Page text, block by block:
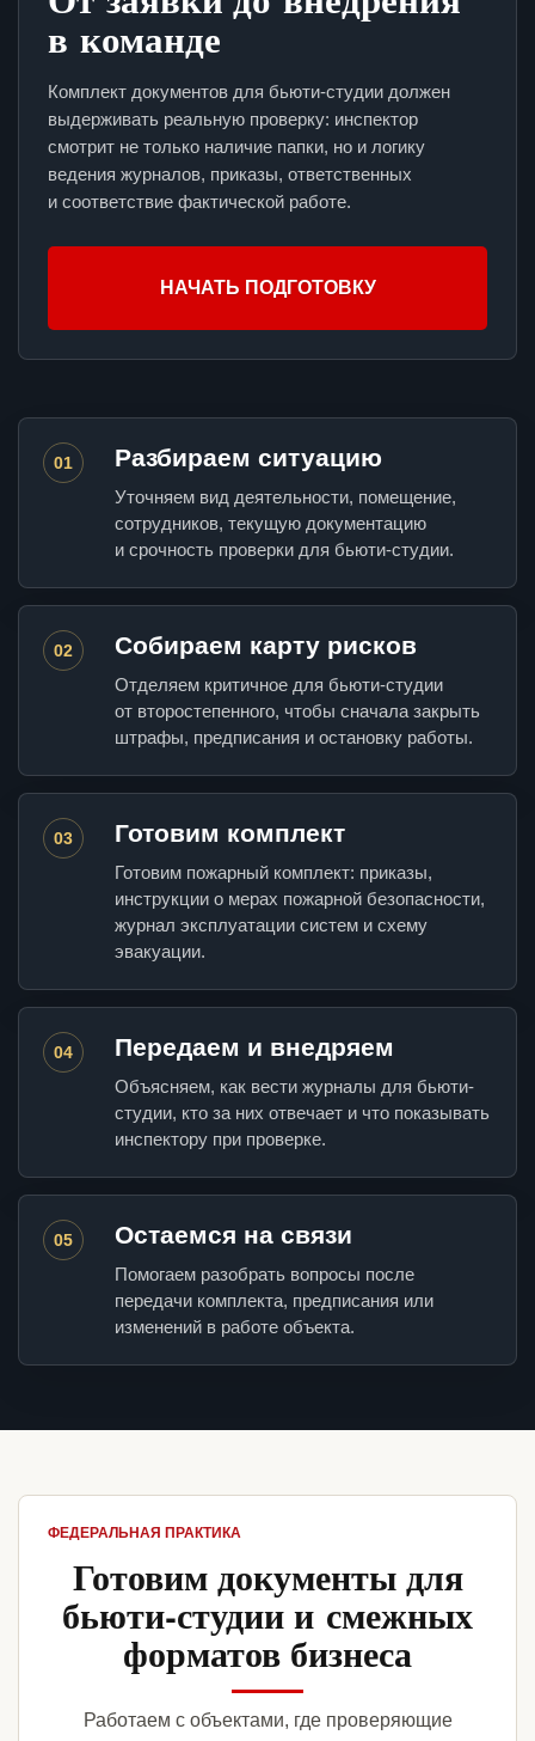
в команде
Комплект документов для бьюти-студии должен
выдерживать реальную проверку: инспектор
смотрит не только наличие папки, но и логику
ведения журналов, приказы, ответственных
и соответствие фактической работе.
НАЧАТЬ ПОДГОТОВКУ
01 Разбираем ситуацию
Уточняем вид деятельности, помещение,
сотрудников, текущую документацию
и срочность проверки для бьюти-студии.
02 Собираем карту рисков
Отделяем критичное для бьюти-студии
от второстепенного, чтобы сначала закрыть
штрафы, предписания и остановку работы.
03 Готовим комплект
Готовим пожарный комплект: приказы,
инструкции о мерах пожарной безопасности,
журнал эксплуатации систем и схему
эвакуации.
04 Передаем и внедряем
Объясняем, как вести журналы для бьюти-
студии, кто за них отвечает и что показывать
инспектору при проверке.
05 Остаемся на связи
Помогаем разобрать вопросы после
передачи комплекта, предписания или
изменений в работе объекта.
ФЕДЕРАЛЬНАЯ ПРАКТИКА
Готовим документы для
бьюти-студии и смежных
форматов бизнеса
Работаем с объектами, где проверяющие